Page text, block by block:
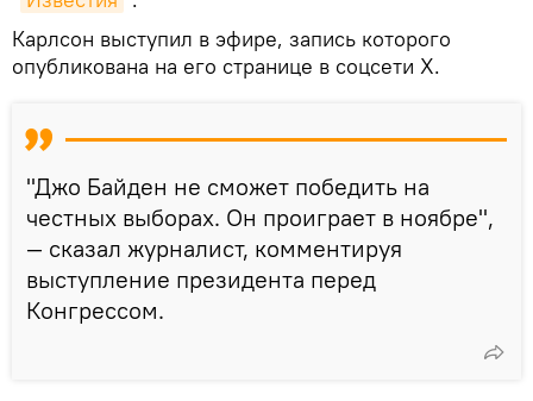
Карлсон выступил в эфире, запись которого
опубликована на его странице в соцсети Х.
"Джо Байден не сможет победить на
честных выборах. Он проиграет в ноябре",
— сказал журналист, комментируя
выступление президента перед
Конгрессом.